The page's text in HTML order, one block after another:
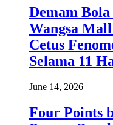
Demam
Wangsa
Cetus
Selama 11
June 14, 2026
Four Points